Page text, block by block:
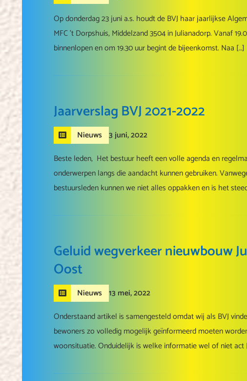
Op donderdag 23 juni a.s. houdt de BVJ haar jaarlijkse
MFC ’t Dorpshuis, Middelzand 3504 in Julianadorp. Vanaf
binnenlopen en om 19.30 uur begint de bijeenkomst. Naa […]
Jaarverslag BVJ 2021-2022
Nieuws 3 juni, 2022
Beste leden, Het bestuur heeft een volle agenda en
onderwerpen langs die aandacht kunnen gebruiken.
bestuursleden kunnen we niet alles oppakken en is het
Geluid wegverkeer nieuwbouw
Oost
Nieuws 13 mei, 2022
Onderstaand artikel is samengesteld omdat wij als BVJ
bewoners zo volledig mogelijk geïnformeerd moeten
woonsituatie. Onduidelijk is welke informatie wel of niet act